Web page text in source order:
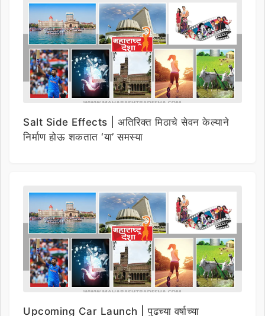
Salt Side Effects | अतिरिक्त मिठाचे सेवन केल्याने
निर्माण होऊ शकतात ‘या’ समस्या
Upcoming Car Launch | पुढच्या वर्षाच्या